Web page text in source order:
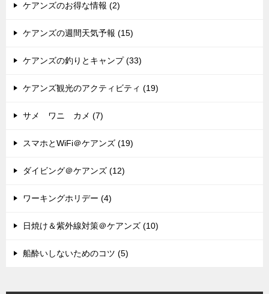
ケアンズのお得な情報 (2)
ケアンズの週間天気予報 (15)
ケアンズの釣りとキャンプ (33)
ケアンズ観光のアクティビティ (19)
サメ ワニ カメ (7)
スマホとWiFi＠ケアンズ (19)
ダイビング＠ケアンズ (12)
ワーキングホリデー (4)
日焼け＆紫外線対策＠ケアンズ (10)
船酔いしないためのコツ (5)